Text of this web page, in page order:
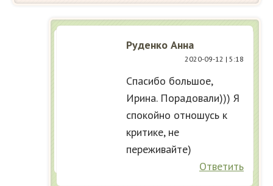
Руденко Анна
2020-09-12 | 5:18
Спасибо большое,
Ирина. Порадовали))) Я
спокойно отношусь к
критике, не
переживайте)
Ответить